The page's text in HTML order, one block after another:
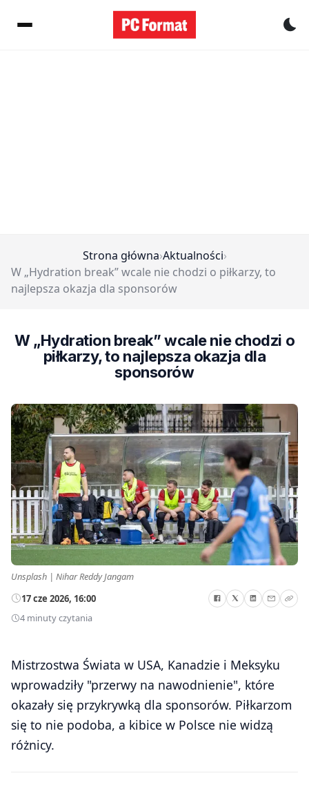
Strona główna›Aktualności›
W „Hydration break” wcale nie chodzi o piłkarzy, to
najlepsza okazja dla sponsorów
W „Hydration break” wcale nie chodzi o
piłkarzy, to najlepsza okazja dla
sponsorów
Unsplash | Nihar Reddy Jangam
17 cze 2026, 16:00
4 minuty czytania
Mistrzostwa Świata w USA, Kanadzie i Meksyku
wprowadziły "przerwy na nawodnienie", które
okazały się przykrywką dla sponsorów. Piłkarzom
się to nie podoba, a kibice w Polsce nie widzą
różnicy.